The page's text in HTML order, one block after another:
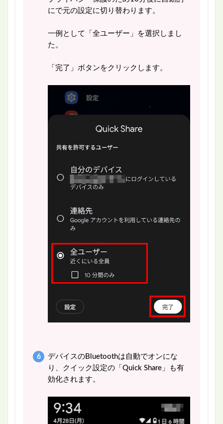
にで元の設定に切り替わります。
一例として「全ユーザー」を選択しまし
た。
「完了」ボタンをクリックします。
デバイスのBluetoothは自動でオンにな
り、クイック設定の「Quick Share」も有
効化されます。